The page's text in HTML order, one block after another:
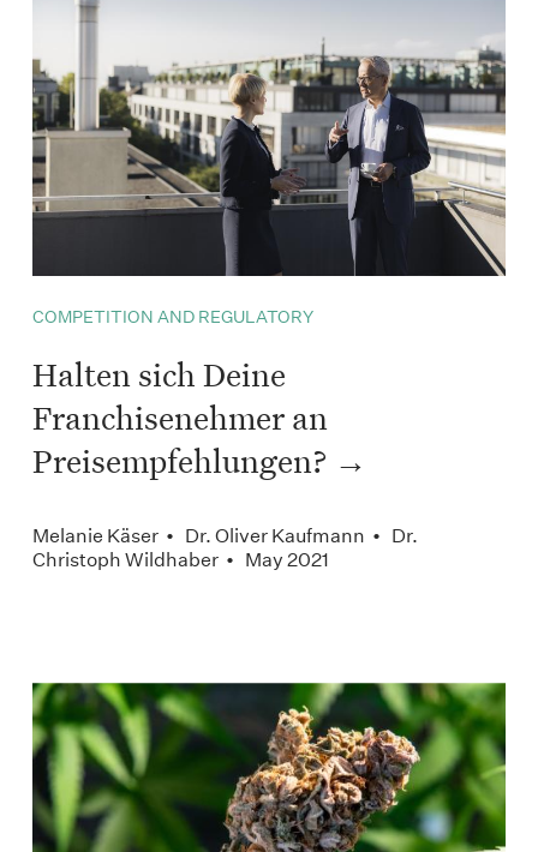
COMPETITION AND REGULATORY
Halten sich Deine
Franchisenehmer an
Preisempfehlungen?
Melanie Käser • Dr. Oliver Kaufmann • Dr.
Christoph Wildhaber • May 2021